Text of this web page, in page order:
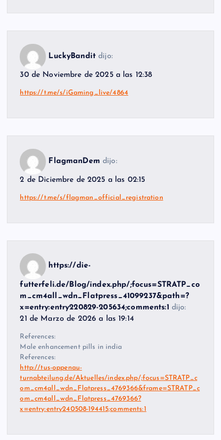
LuckyBandit dijo:
30 de Noviembre de 2025 a las 12:38
https://t.me/s/iGaming_live/4864
FlagmanDem dijo:
2 de Diciembre de 2025 a las 02:15
https://t.me/s/flagman_official_registration
https://die-
futterfeli.de/Blog/index.php/;focus=STRATP_co
m_cm4all_wdn_Flatpress_41099237&path=?
x=entry:entry220829-205634;comments:1 dijo:
21 de Marzo de 2026 a las 19:14
References:
Male enhancement pills in india
References:
http://tus-oppenau-
turnabteilung.de/Aktuelles/index.php/;focus=STRATP_c
om_cm4all_wdn_Flatpress_4769366&frame=STRATP_c
om_cm4all_wdn_Flatpress_4769366?
x=entry:entry240508-194415;comments:1